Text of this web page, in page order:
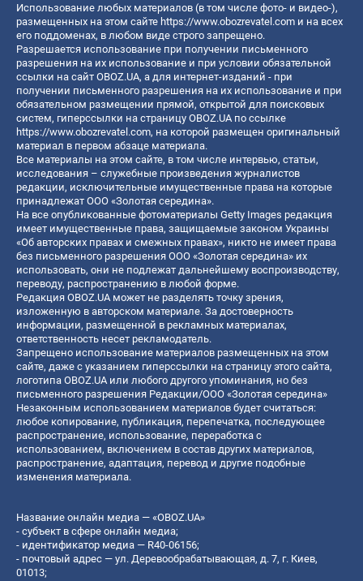
Использование любых материалов (в том числе фото- и видео-),
размещенных на этом сайте https://www.obozrevatel.com и на всех
его поддоменах, в любом виде строго запрещено.
Разрешается использование при получении письменного
разрешения на их использование и при условии обязательной
ссылки на сайт OBOZ.UA, а для интернет-изданий - при
получении письменного разрешения на их использование и при
обязательном размещении прямой, открытой для поисковых
систем, гиперссылки на страницу OBOZ.UA по ссылке
https://www.obozrevatel.com, на которой размещен оригинальный
материал в первом абзаце материала.
Все материалы на этом сайте, в том числе интервью, статьи,
исследования – служебные произведения журналистов
редакции, исключительные имущественные права на которые
принадлежат ООО «Золотая середина».
На все опубликованные фотоматериалы Getty Images редакция
имеет имущественные права, защищаемые законом Украины
«Об авторских правах и смежных правах», никто не имеет права
без письменного разрешения ООО «Золотая середина» их
использовать, они не подлежат дальнейшему воспроизводству,
переводу, распространению в любой форме.
Редакция OBOZ.UA может не разделять точку зрения,
изложенную в авторском материале. За достоверность
информации, размещенной в рекламных материалах,
ответственность несет рекламодатель.
Запрещено использование материалов размещенных на этом
сайте, даже с указанием гиперссылки на страницу этого сайта,
логотипа OBOZ.UA или любого другого упоминания, но без
письменного разрешения Редакции/ООО «Золотая середина»
Незаконным использованием материалов будет считаться:
любое копирование, публикация, перепечатка, последующее
распространение, использование, переработка с
использованием, включением в состав других материалов,
распространение, адаптация, перевод и другие подобные
изменения материала.
Название онлайн медиа — «OBOZ.UA»
- субъект в сфере онлайн медиа;
- идентификатор медиа — R40-06156;
- почтовый адрес — ул. Деревообрабатывающая, д. 7, г. Киев,
01013;